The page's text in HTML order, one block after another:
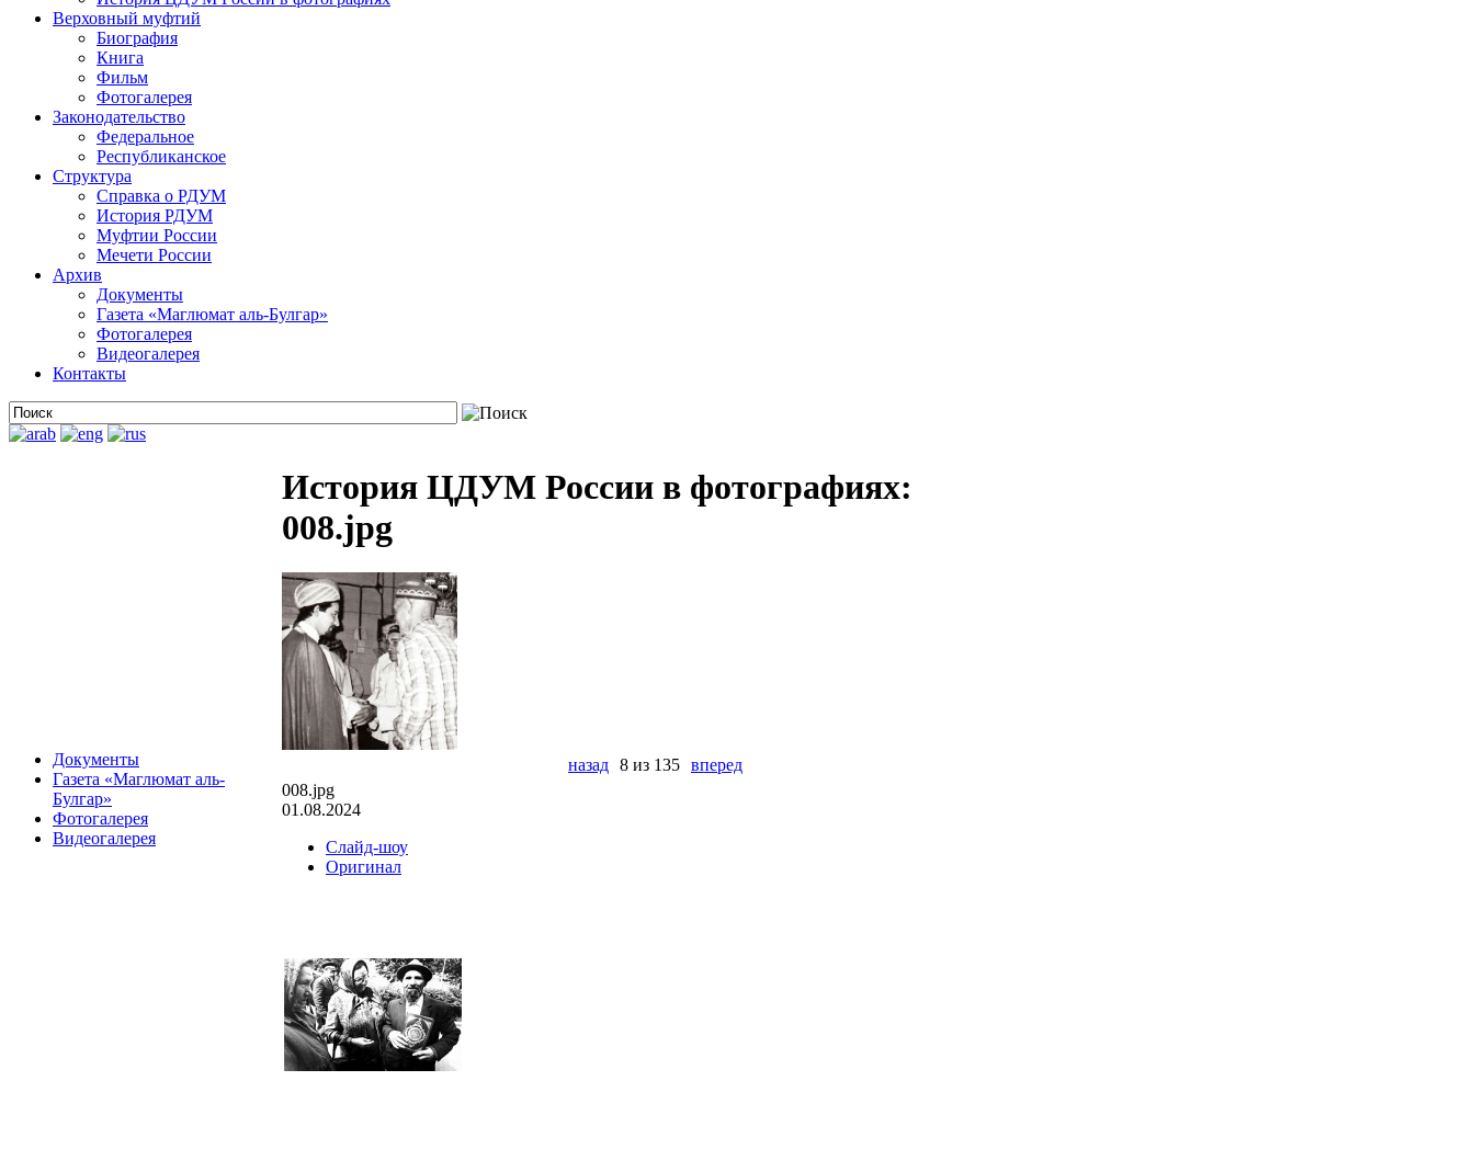
Верховный муфтий
Биография
Книга
Фильм
Фотогалерея
Законодательство
Федеральное
Республиканское
Структура
Справка о РДУМ
История РДУМ
Муфтии России
Мечети России
Архив
Документы
Газета «Маглюмат аль-Булгар»
Фотогалерея
Видеогалерея
Контакты
Документы
Газета «Маглюмат аль-
Булгар»
Фотогалерея
Видеогалерея
История ЦДУМ России в фотографиях:
008.jpg
назад 8 из 135 вперед
008.jpg
01.08.2024
Слайд-шоу
Оригинал